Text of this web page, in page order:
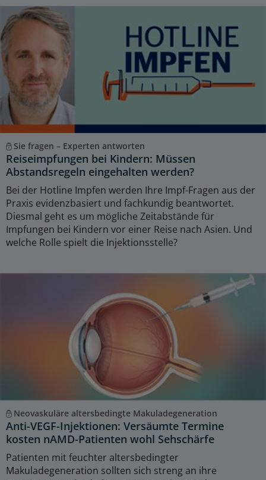
Sie fragen – Experten antworten
Reiseimpfungen bei Kindern: Müssen
Abstandsregeln eingehalten werden?
Bei der Hotline Impfen werden Ihre Impf-Fragen aus der
Praxis evidenzbasiert und fachkundig beantwortet.
Diesmal geht es um mögliche Zeitabstände für
Impfungen bei Kindern vor einer Reise nach Asien. Und
welche Rolle spielt die Injektionsstelle?
Neovaskuläre altersbedingte Makuladegeneration
Anti-VEGF-Injektionen: Versäumte Termine
kosten nAMD-Patienten wohl Sehschärfe
Patienten mit feuchter altersbedingter
Makuladegeneration sollten sich streng an ihre